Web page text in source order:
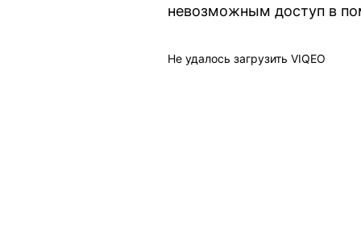
невозможным доступ в
Не удалось загрузить VIQEO